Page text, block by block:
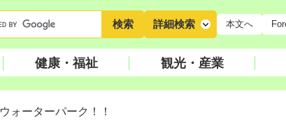
詳細検索 本文へ
健康・福祉 観光・産業
ウォーターパーク！！